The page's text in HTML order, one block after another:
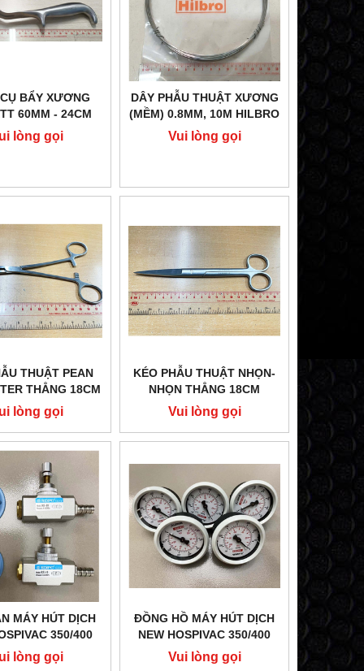
BẨY XƯƠNG
60MM - 24CM
28.0712.24
lòng gọi
DÂY PHẪU THUẬT XƯƠNG
(MỀM) 0.8MM, 10M HILBRO
26.0290.08
Vui lòng gọi
THUẬT PEAN
THẲNG 18CM
lòng gọi
KÉO PHẪU THUẬT NHỌN-
NHỌN THẲNG 18CM
G14.10.0014.18
Vui lòng gọi
MÁY HÚT DỊCH
350/400
lòng gọi
ĐỒNG HỒ MÁY HÚT DỊCH
NEW HOSPIVAC 350/400
Vui lòng gọi